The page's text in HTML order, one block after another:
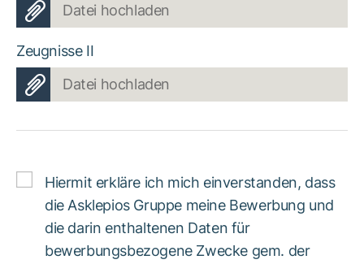
Datei hochladen
Zeugnisse II
Datei hochladen
Hiermit erkläre ich mich einverstanden, dass
die Asklepios Gruppe meine Bewerbung und
die darin enthaltenen Daten für
bewerbungsbezogene Zwecke gem. der